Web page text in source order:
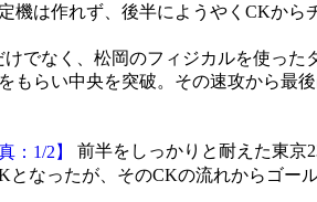
は作れず、後半にようやくCKか
でなく、松岡のフィジカルを使っ
らい中央を突破。その速攻から最
前半をしっかりと耐えた東京
なったが、そのCKの流れからゴー